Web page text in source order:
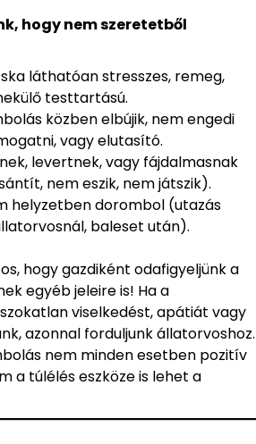
hogy nem szeretetből
láthatóan stresszes, remeg,
testtartású.
közben elbújik, nem engedi
vagy elutasító.
levertnek, vagy fájdalmasnak
nem eszik, nem játszik).
helyzetben dorombol (utazás
baleset után).
hogy gazdiként odafigyeljünk a
egyéb jeleire is! Ha a
viselkedést, apátiát vagy
azonnal forduljunk állatorvoshoz.
nem minden esetben pozitív
a túlélés eszköze is lehet a